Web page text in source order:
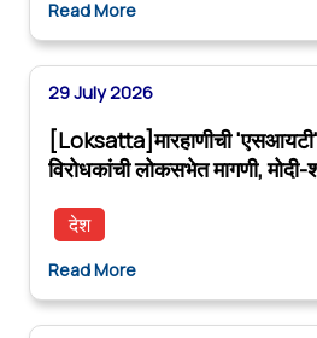
Read More
29 July 2026
[Loksatta]मारहाणीची
विरोधकांची लोकसभेत मागणी, मोदी-
देश
Read More